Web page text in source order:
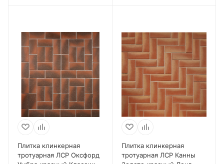
Плитка клинкерная
тротуарная ЛСР Оксфорд
Плитка клинкерная
тротуарная ЛСР Канны